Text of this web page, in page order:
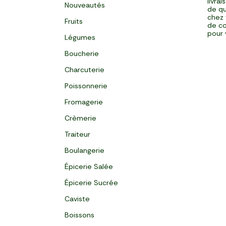
Nouveautés
Fruits
Légumes
Boucherie
Charcuterie
Poissonnerie
Fromagerie
Crèmerie
Traiteur
Boulangerie
Épicerie Salée
Épicerie Sucrée
Caviste
Boissons
de
chez
de
pour